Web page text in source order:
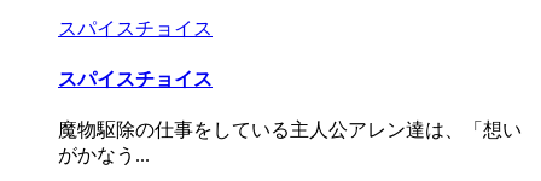
スパイスチョイス
スパイスチョイス
魔物駆除の仕事をしている主人公アレン達は、「想い
がかなう...